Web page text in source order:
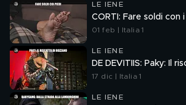
parlato e che ha occupato le prime
mondo
LE IENE
CORTI: Fare soldi con
01 feb | Italia 1
LE IENE
DE DEVITIIS: Paky: Il
17 dic | Italia 1
LE IENE